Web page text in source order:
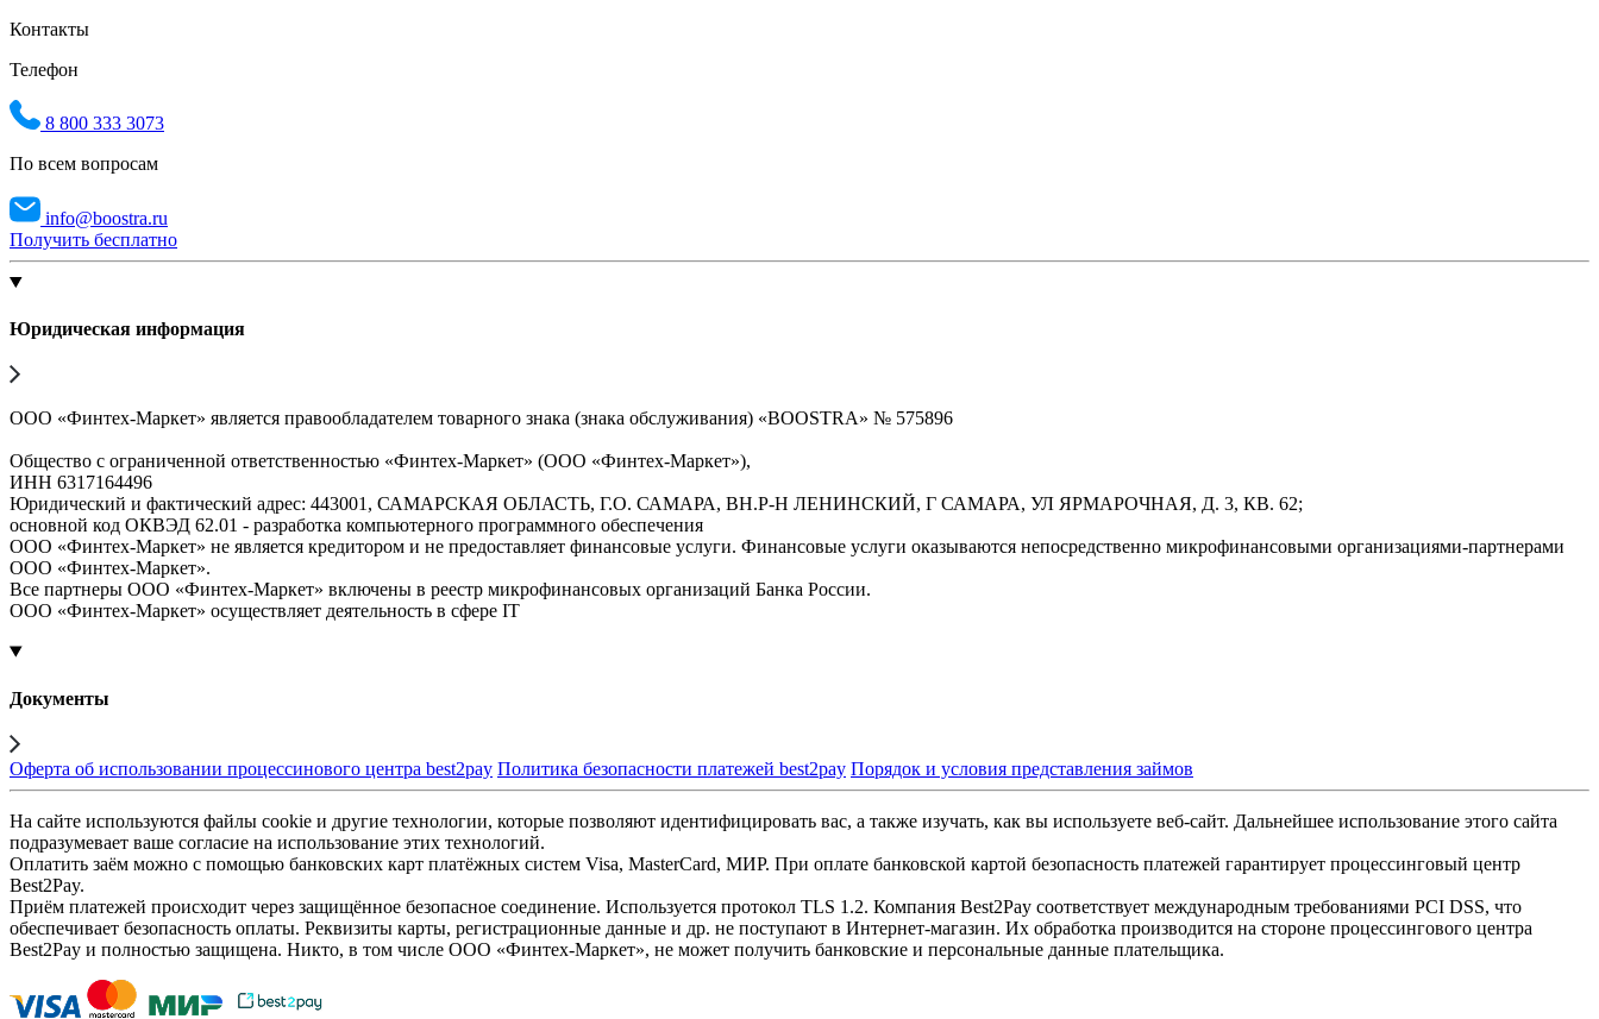
Контакты
Телефон
8 800 333 3073
По всем вопросам
info@boostra.ru
Получить бесплатно
Юридическая информация
ООО «Финтех-Маркет» является правообладателем товарного знака (знака обслуживания) «BOOSTRA» № 575896
Общество с ограниченной ответственностью «Финтех-Маркет» (ООО «Финтех-Маркет»),
ИНН 6317164496
Юридический и фактический адрес: 443001, САМАРСКАЯ ОБЛАСТЬ, Г.О. САМАРА, ВН.Р-Н ЛЕНИНСКИЙ, Г САМАРА, УЛ ЯРМАРОЧНАЯ, Д. 3, КВ. 62;
основной код ОКВЭД 62.01 - разработка компьютерного программного обеспечения
ООО «Финтех-Маркет» не является кредитором и не предоставляет финансовые услуги. Финансовые услуги оказываются непосредственно микрофинансовыми организациями-партнерами
ООО «Финтех-Маркет».
Все партнеры ООО «Финтех-Маркет» включены в реестр микрофинансовых организаций Банка России.
ООО «Финтех-Маркет» осуществляет деятельность в сфере IT
Документы
Оферта об использовании процессинового центра best2pay Политика безопасности платежей best2pay Порядок и условия представления займов
На сайте используются файлы cookie и другие технологии, которые позволяют идентифицировать вас, а также изучать, как вы используете веб-сайт. Дальнейшее использование этого сайта
подразумевает ваше согласие на использование этих технологий.
Оплатить заём можно с помощью банковских карт платёжных систем Visa, MasterCard, МИР. При оплате банковской картой безопасность платежей гарантирует процессинговый центр
Best2Pay.
Приём платежей происходит через защищённое безопасное соединение. Используется протокол TLS 1.2. Компания Best2Pay соответствует международным требованиями PCI DSS, что
обеспечивает безопасность оплаты. Реквизиты карты, регистрационные данные и др. не поступают в Интернет-магазин. Их обработка производится на стороне процессингового центра
Best2Pay и полностью защищена. Никто, в том числе ООО «Финтех-Маркет», не может получить банковские и персональные данные плательщика.